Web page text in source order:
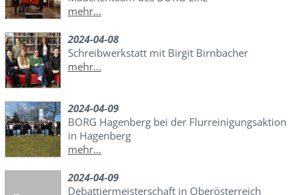
mehr...
2024-04-08
Schreibwerkstatt mit Birgit Birnbacher
mehr...
2024-04-09
BORG Hagenberg bei der Flurreinigungsaktion
in Hagenberg
mehr...
2024-04-09
Debattiermeisterschaft in Oberösterreich